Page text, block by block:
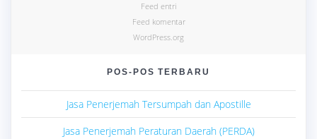
Feed entri
Feed komentar
WordPress.org
POS-POS TERBARU
Jasa Penerjemah Tersumpah dan Apostille
Jasa Penerjemah Peraturan Daerah (PERDA)